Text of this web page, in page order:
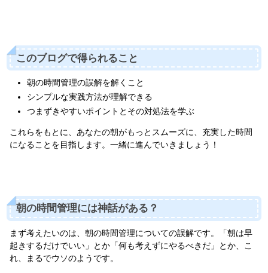
このブログで得られること
朝の時間管理の誤解を解くこと
シンプルな実践方法が理解できる
つまずきやすいポイントとその対処法を学ぶ
これらをもとに、あなたの朝がもっとスムーズに、充実した時間
になることを目指します。一緒に進んでいきましょう！
朝の時間管理には神話がある？
まず考えたいのは、朝の時間管理についての誤解です。「朝は早
起きするだけでいい」とか「何も考えずにやるべきだ」とか、こ
れ、まるでウソのようです。